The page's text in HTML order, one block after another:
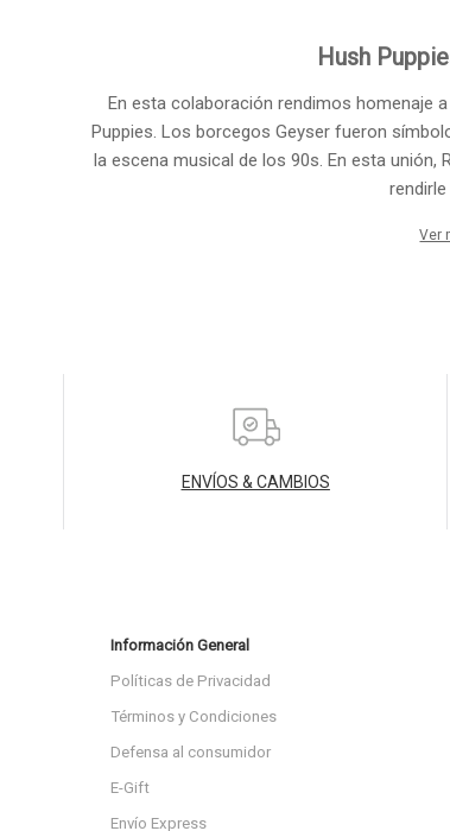
Hush
En esta colaboración rendimos homenaje
Puppies. Los borcegos Geyser fueron
la escena musical de los 90s. En esta unión,
Ver
ENVÍOS & CAMBIOS
Información General
Políticas de Privacidad
Términos y Condiciones
Defensa al consumidor
E-Gift
Envío Express